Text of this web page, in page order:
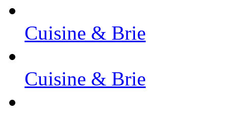
Cuisine & Brie
Cuisine & Brie